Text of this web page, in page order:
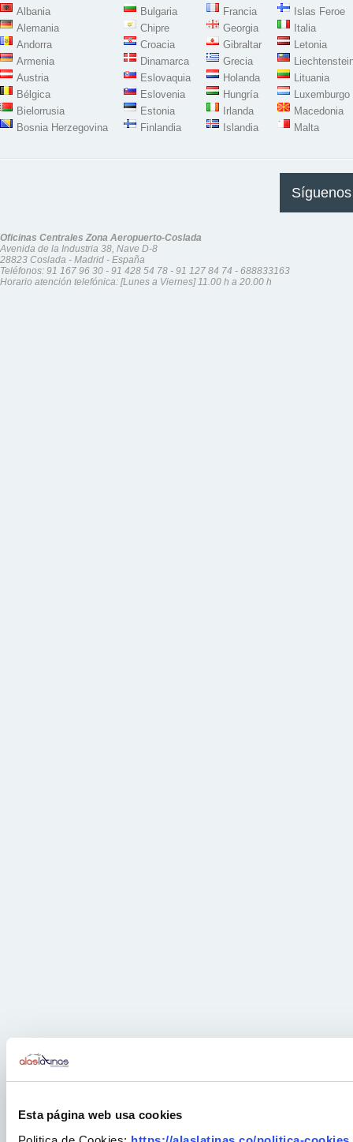
Esta página web usa cookies
Albania
Alemania
Andorra
Armenia
Austria
Bélgica
Bielorrusia
Bosnia Herzegovina
Bulgaria
Chipre
Croacia
Dinamarca
Eslovaquia
Eslovenia
Estonia
Finlandia
Francia
Georgia
Gibraltar
Grecia
Holanda
Hungría
Irlanda
Islandia
Islas Feroe
Italia
Letonia
Lituania
Luxemburgo
Macedonia
Malta
Oficinas Centrales Zona Aeropuerto-Coslada
Avenida de la Industria 38, Nave D-8
28823 Coslada - Madrid - España
Teléfonos: 91 167 96 30 - 91 428 54 78 - 91 127 84 74 - 688833163
Horario atención telefónica: [Lunes a Viernes] 11.00 h a 20.00 h